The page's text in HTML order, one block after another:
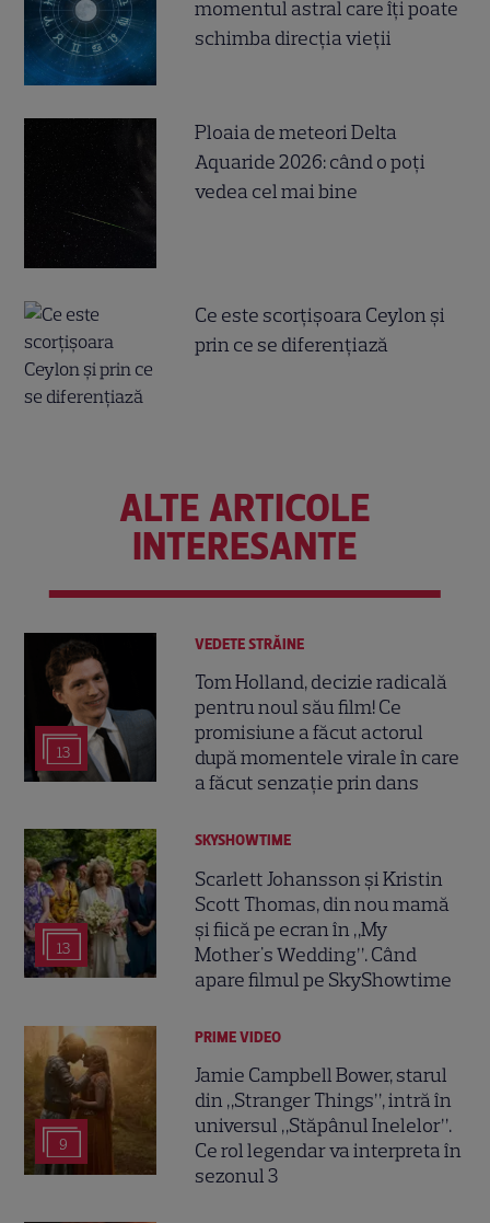
momentul astral care îți poate
schimba direcția vieții
Ploaia de meteori Delta
Aquaride 2026: când o poți
vedea cel mai bine
Ce este scorțișoara Ceylon și
prin ce se diferențiază
ALTE ARTICOLE
INTERESANTE
13
VEDETE STRĂINE
Tom Holland, decizie radicală
pentru noul său film! Ce
promisiune a făcut actorul
după momentele virale în care
a făcut senzație prin dans
13
SKYSHOWTIME
Scarlett Johansson și Kristin
Scott Thomas, din nou mamă
și fiică pe ecran în „My
Mother's Wedding”. Când
apare filmul pe SkyShowtime
9
PRIME VIDEO
Jamie Campbell Bower, starul
din „Stranger Things”, intră în
universul „Stăpânul Inelelor”.
Ce rol legendar va interpreta în
sezonul 3